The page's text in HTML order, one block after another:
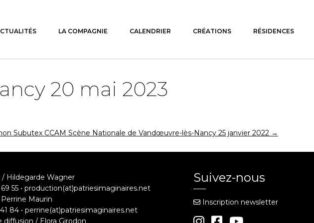
LA COMPAGNIE CALENDRIER CRÉATIONS RÉSIDENCES
20 mai 2023
Subutex CCAM Scène Nationale de Vandœuvre-lès-Nancy 25 janvier 2022 →
Hildegarde Wagner
55 • production(at)patriesimaginaires.net
Maurin
84 • perrine(at)patriesimaginaires.net
diffusion / Elora Girodon
Suivez-nous
Inscription newsletter